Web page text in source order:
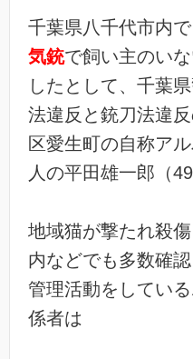
千葉県八千代市内
気銃で飼い主のい
したとして、千葉
法違反と銃刀法違
区愛生町の自称ア
人の平田雄一郎（
地域猫が撃たれ殺
内などでも多数確
管理活動をしてい
係者は